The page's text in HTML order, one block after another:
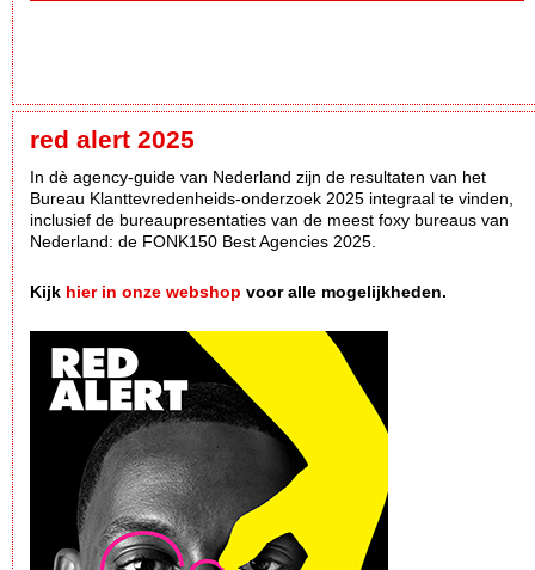
red alert 2025
In dè agency-guide van Nederland zijn de resultaten van het
Bureau Klanttevredenheids-onderzoek 2025 integraal te vinden,
inclusief de bureaupresentaties van de meest foxy bureaus van
Nederland: de FONK150 Best Agencies 2025.
Kijk hier in onze webshop voor alle mogelijkheden.